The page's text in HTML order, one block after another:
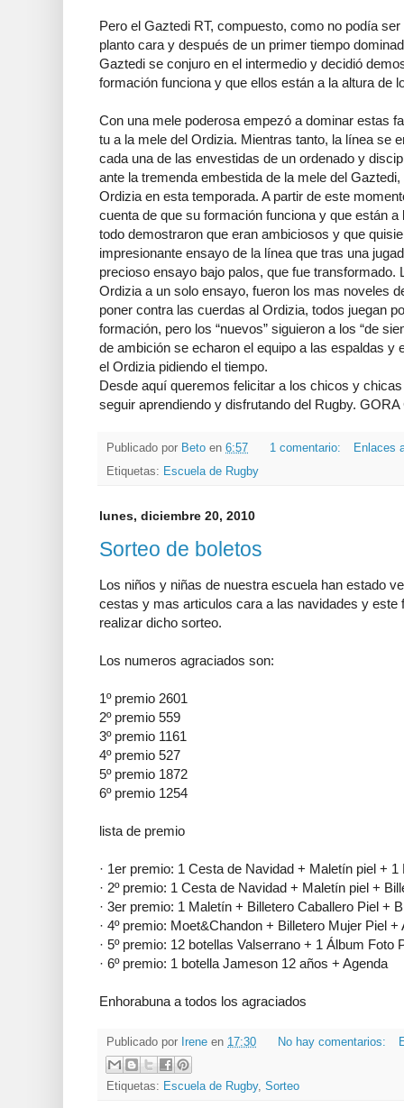
Pero el Gaztedi RT, compuesto, como no podía
planto cara y después de un primer tiempo
Gaztedi se conjuro en el intermedio y decidió
formación funciona y que ellos están a la altura de
Con una mele poderosa empezó a dominar estas
tu a la mele del Ordizia. Mientras tanto, la línea se
cada una de las envestidas de un ordenado y
ante la tremenda embestida de la mele del
Ordizia en esta temporada. A partir de este
cuenta de que su formación funciona y que están
todo demostraron que eran ambiciosos y que
impresionante ensayo de la línea que tras una
precioso ensayo bajo palos, que fue transformado.
Ordizia a un solo ensayo, fueron los mas noveles
poner contra las cuerdas al Ordizia, todos juegan
formación, pero los “nuevos” siguieron a los “de
de ambición se echaron el equipo a las espaldas y
el Ordizia pidiendo el tiempo.
Desde aquí queremos felicitar a los chicos y
seguir aprendiendo y disfrutando del Rugby. GORA
Publicado por Beto en 6:57 1 comentario:
Enlaces
Etiquetas: Escuela de Rugby
lunes, diciembre 20, 2010
Sorteo de boletos
Los niños y niñas de nuestra escuela han estado
cestas y mas articulos cara a las navidades y este
realizar dicho sorteo.
Los numeros agraciados son:
1º premio 2601
2º premio 559
3º premio 1161
4º premio 527
5º premio 1872
6º premio 1254
lista de premio
· 1er premio: 1 Cesta de Navidad + Maletín piel + 1
· 2º premio: 1 Cesta de Navidad + Maletín piel +
· 3er premio: 1 Maletín + Billetero Caballero Piel +
· 4º premio: Moet&Chandon + Billetero Mujer Piel +
· 5º premio: 12 botellas Valserrano + 1 Álbum Foto
· 6º premio: 1 botella Jameson 12 años + Agenda
Enhorabuna a todos los agraciados
Publicado por Irene en 17:30 No hay comentarios:
Etiquetas: Escuela de Rugby, Sorteo